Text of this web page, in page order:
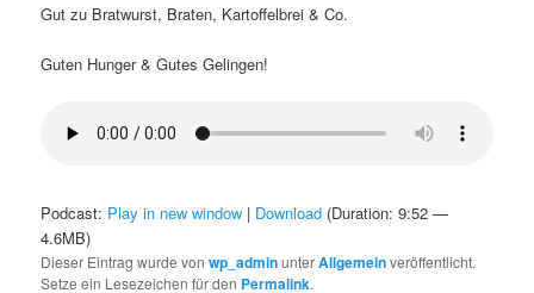
Gut zu Bratwurst, Braten, Kartoffelbrei & Co.
Guten Hunger & Gutes Gelingen!
Podcast: Play in new window | Download (Duration: 9:52 —
4.6MB)
Dieser Eintrag wurde vonwp_adminunterAllgemeinveröffentlicht.
Setze ein Lesezeichen für den Permalink.